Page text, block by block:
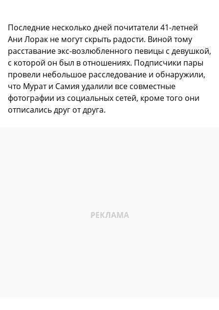
Последние несколько дней почитатели 41-летней
Ани Лорак не могут скрыть радости. Виной тому
расставание экс-возлюбленного певицы с девушкой,
с которой он был в отношениях. Подписчики пары
провели небольшое расследование и обнаружили,
что Мурат и Самия удалили все совместные
фотографии из социальных сетей, кроме того они
отписались друг от друга.